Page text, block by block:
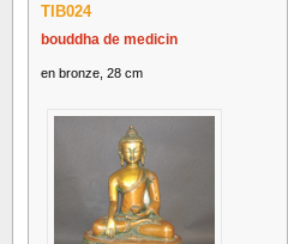
TIB024
bouddha de medicin
en bronze, 28 cm